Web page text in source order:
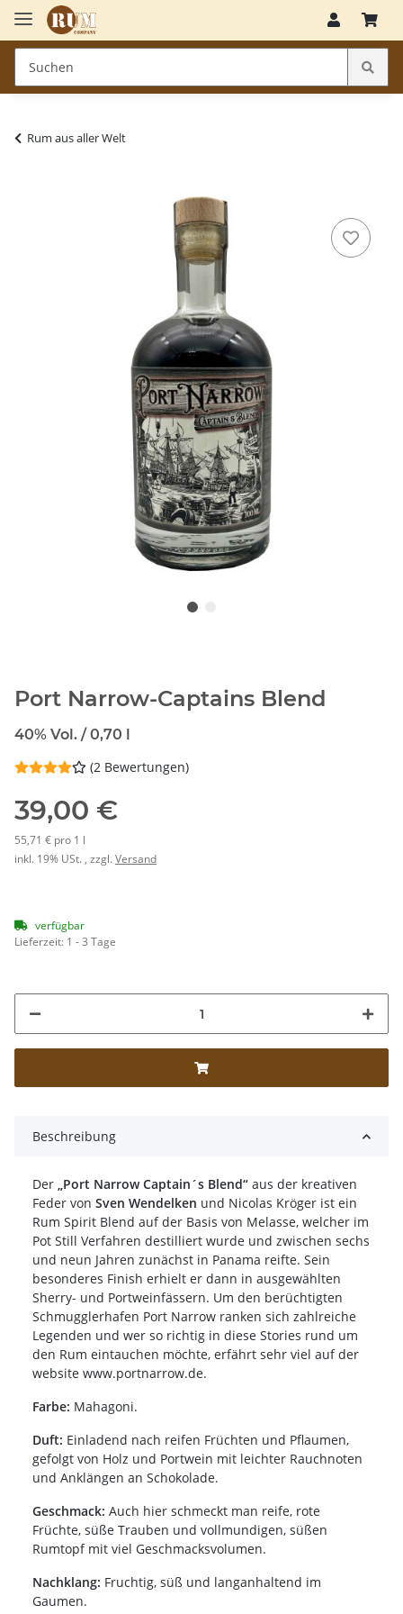
Rum aus aller Welt
Port Narrow-Captains Blend
40% Vol. / 0,70 l
(2 Bewertungen)
39,00 €
55,71 € pro 1 l
inkl. 19% USt. , zzgl.Versand
verfügbar
Lieferzeit: 1 - 3 Tage
Beschreibung
Der „Port Narrow Captain´s Blend“ aus der kreativen
Feder von Sven Wendelken und Nicolas Kröger ist ein
Rum Spirit Blend auf der Basis von Melasse, welcher im
Pot Still Verfahren destilliert wurde und zwischen sechs
und neun Jahren zunächst in Panama reifte. Sein
besonderes Finish erhielt er dann in ausgewählten
Sherry- und Portweinfässern. Um den berüchtigten
Schmugglerhafen Port Narrow ranken sich zahlreiche
Legenden und wer so richtig in diese Stories rund um
den Rum eintauchen möchte, erfährt sehr viel auf der
website www.portnarrow.de.
Farbe: Mahagoni.
Duft: Einladend nach reifen Früchten und Pflaumen,
gefolgt von Holz und Portwein mit leichter Rauchnoten
und Anklängen an Schokolade.
Geschmack: Auch hier schmeckt man reife, rote
Früchte, süße Trauben und vollmundigen, süßen
Rumtopf mit viel Geschmacksvolumen.
Nachklang: Fruchtig, süß und langanhaltend im
Gaumen.